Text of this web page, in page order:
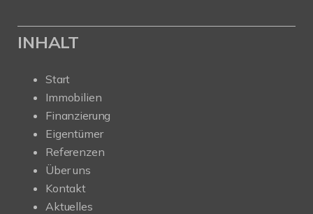
INHALT
Start
Immobilien
Finanzierung
Eigentümer
Referenzen
Über uns
Kontakt
Aktuelles